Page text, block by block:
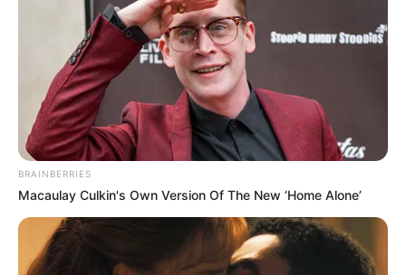
BRAINBERRIES
Macaulay Culkin's Own Version Of The New ‘Home Alone’